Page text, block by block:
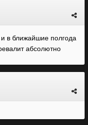
в ближайшие полгода
абсолютно